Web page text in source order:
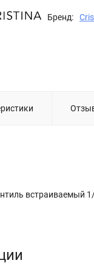
Бренд:
встраиваемый